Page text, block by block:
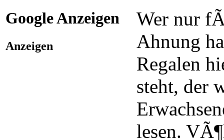
Google Anzeigen
Anzeigen
Wer nur
Ahnung
Regalen
steht, der
lesen.